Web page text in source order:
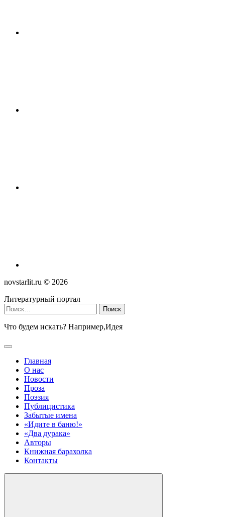
novstarlit.ru © 2026
Литературный портал
Найти:
Что будем искать? Например,Идея
Главная
О нас
Новости
Проза
Поэзия
Публицистика
Забытые имена
«Идите в баню!»
«Два дурака»
Авторы
Книжная барахолка
Контакты